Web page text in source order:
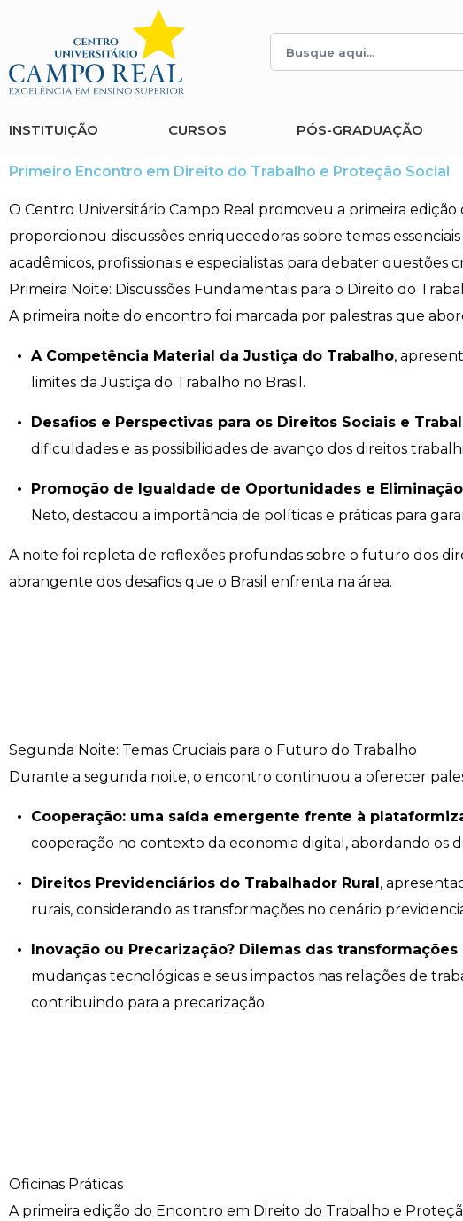
INSTITUIÇÃO CURSOS PÓS-GRADUAÇÃO
Primeiro Encontro em Direito do Trabalho e Proteção Social
O Centro Universitário Campo Real promoveu a primeira
proporcionou discussões enriquecedoras sobre temas
acadêmicos, profissionais e especialistas para debater
Primeira Noite: Discussões Fundamentais para o Direito do
A primeira noite do encontro foi marcada por palestras que
A Competência Material da Justiça do Trabalho,
limites da Justiça do Trabalho no Brasil.
Desafios e Perspectivas para os Direitos Sociais e
dificuldades e as possibilidades de avanço dos direitos
Promoção de Igualdade de Oportunidades e
Neto, destacou a importância de políticas e práticas para
A noite foi repleta de reflexões profundas sobre o futuro dos
abrangente dos desafios que o Brasil enfrenta na área.
Segunda Noite: Temas Cruciais para o Futuro do Trabalho
Durante a segunda noite, o encontro continuou a oferecer
Cooperação: uma saída emergente frente à
cooperação no contexto da economia digital, abordando os
Direitos Previdenciários do Trabalhador Rural ,
rurais, considerando as transformações no cenário
Inovação ou Precarização? Dilemas das
mudanças tecnológicas e seus impactos nas relações de
contribuindo para a precarização.
Oficinas Práticas
A primeira edição do Encontro em Direito do Trabalho e
Histórico
Editais
Publicações Institucionais
Administração
Ciências Contábeis
Direito
Enfermagem
Engenharia Civil
Engenharia de Software
Engenharia Mecânica
Farmácia
Nutrição
Odontologia
Publicidade e Propaganda
Vestibular de Inverno
2ª Via de Boleto
Biblioteca
Calendário Acadêmico
Calendário de Provas
Central de Estágios - TCC
Ensalamento
Manual do Acadêmico
Manual de Formatura
Ouvidoria
Plano de Ensino
Segunda Chamada
Seguro Escolar
Simulado Preparatório
Avalie a Campo Real
COLAP
Comissão de Ética no Uso de Animais
Comitê de Ética em Pesquisa
Educação em Direitos Humanos
Editais
Infocampo
Intercampo
Portal do RH
Programa de Monitoria
Publicações Científicas
Revistas Campo Real